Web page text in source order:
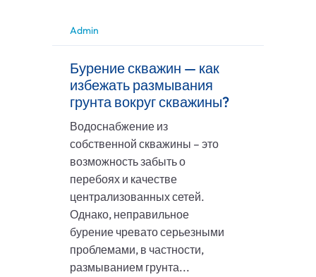
Admin
Бурение скважин — как
избежать размывания
грунта вокруг скважины?
Водоснабжение из
собственной скважины – это
возможность забыть о
перебоях и качестве
централизованных сетей.
Однако, неправильное
бурение чревато серьезными
проблемами, в частности,
размыванием грунта...